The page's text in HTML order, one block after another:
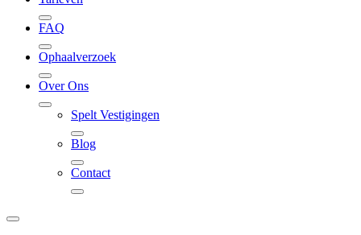
FAQ
Ophaalverzoek
Over Ons
Spelt Vestigingen
Blog
Contact